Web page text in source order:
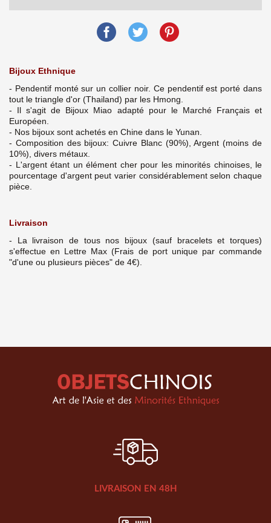
Bijoux Ethnique
- Pendentif monté sur un collier noir. Ce pendentif est porté dans
tout le triangle d'or (Thailand) par les Hmong.
- Il s'agit de Bijoux Miao adapté pour le Marché Français et
Européen.
- Nos bijoux sont achetés en Chine dans le Yunan.
- Composition des bijoux: Cuivre Blanc (90%), Argent (moins de
10%), divers métaux.
- L'argent étant un élément cher pour les minorités chinoises, le
pourcentage d'argent peut varier considérablement selon chaque
pièce.
Livraison
- La livraison de tous nos bijoux (sauf bracelets et torques)
s'effectue en Lettre Max (Frais de port unique par commande
"d'une ou plusieurs pièces" de 4€).
LIVRAISON EN 48H